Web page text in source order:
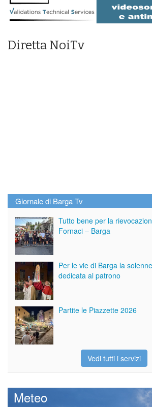
Diretta NoiTv
Giornale di Barga Tv
Tutto bene per la
Fornaci – Barga
Per le vie di Barga la
dedicata al patrono
Partite le Piazzette 2026
Vedi tutti i servizi
Meteo